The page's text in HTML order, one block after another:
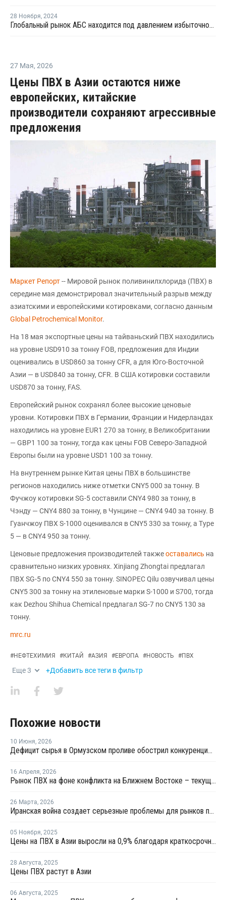
28 Ноября, 2024
Глобальный рынок АБС находится под давлением избыточного предложения и слабого спроса
27 Мая, 2026
Цены ПВХ в Азии остаются ниже
европейских, китайские
производители сохраняют агрессивные
предложения
Маркет Репорт-- Мировой рынок поливинилхлорида (ПВХ) в
середине мая демонстрировал значительный разрыв между
азиатскими и европейскими котировками, согласно данным
Global Petrochemical Monitor.
На 18 мая экспортные цены на тайваньский ПВХ находились
на уровне USD910 за тонну FOB, предложения для Индии
оценивались в USD860 за тонну CFR, а для Юго-Восточной
Азии — в USD840 за тонну, CFR. В США котировки составили
USD870 за тонну, FAS.
Европейский рынок сохранял более высокие ценовые
уровни. Котировки ПВХ в Германии, Франции и Нидерландах
находились на уровне EUR1 270 за тонну, в Великобритании
— GBP1 100 за тонну, тогда как цены FOB Северо-Западной
Европы были на уровне USD1 100 за тонну.
На внутреннем рынке Китая цены ПВХ в большинстве
регионов находились ниже отметки CNY5 000 за тонну. В
Фучжоу котировки SG-5 составили CNY4 980 за тонну, в
Чэнду — CNY4 880 за тонну, в Чунцине — CNY4 940 за тонну. В
Гуанчжоу ПВХ S-1000 оценивался в CNY5 330 за тонну, а Type
5 — в CNY4 950 за тонну.
Ценовые предложения производителей такжеоставались на
сравнительно низких уровнях. Xinjiang Zhongtai предлагал
ПВХ SG-5 по CNY4 550 за тонну. SINOPEC Qilu озвучивал цены
CNY5 300 за тонну на этиленовые марки S-1000 и S700, тогда
как Dezhou Shihua Chemical предлагал SG-7 по CNY5 130 за
тонну.
mrc.ru
#НЕФТЕХИМИЯ #КИТАЙ #АЗИЯ #ЕВРОПА #НОВОСТЬ #ПВХ
Еще3 +Добавить все теги в фильтр
Похожие новости
10 Июня, 2026
Дефицит сырья в Ормузском проливе обострил конкуренцию на рынке ПВХ в Азии
16 Апреля, 2026
Рынок ПВХ на фоне конфликта на Ближнем Востоке – текущая ситуация и прогноз мирового рынка ПВХ
26 Марта, 2026
Иранская война создает серьезные проблемы для рынков полимеров
05 Ноября, 2025
Цены на ПВХ в Азии выросли на 0,9% благодаря краткосрочной корректировке предложения
28 Августа, 2025
Цены ПВХ растут в Азии
06 Августа, 2025